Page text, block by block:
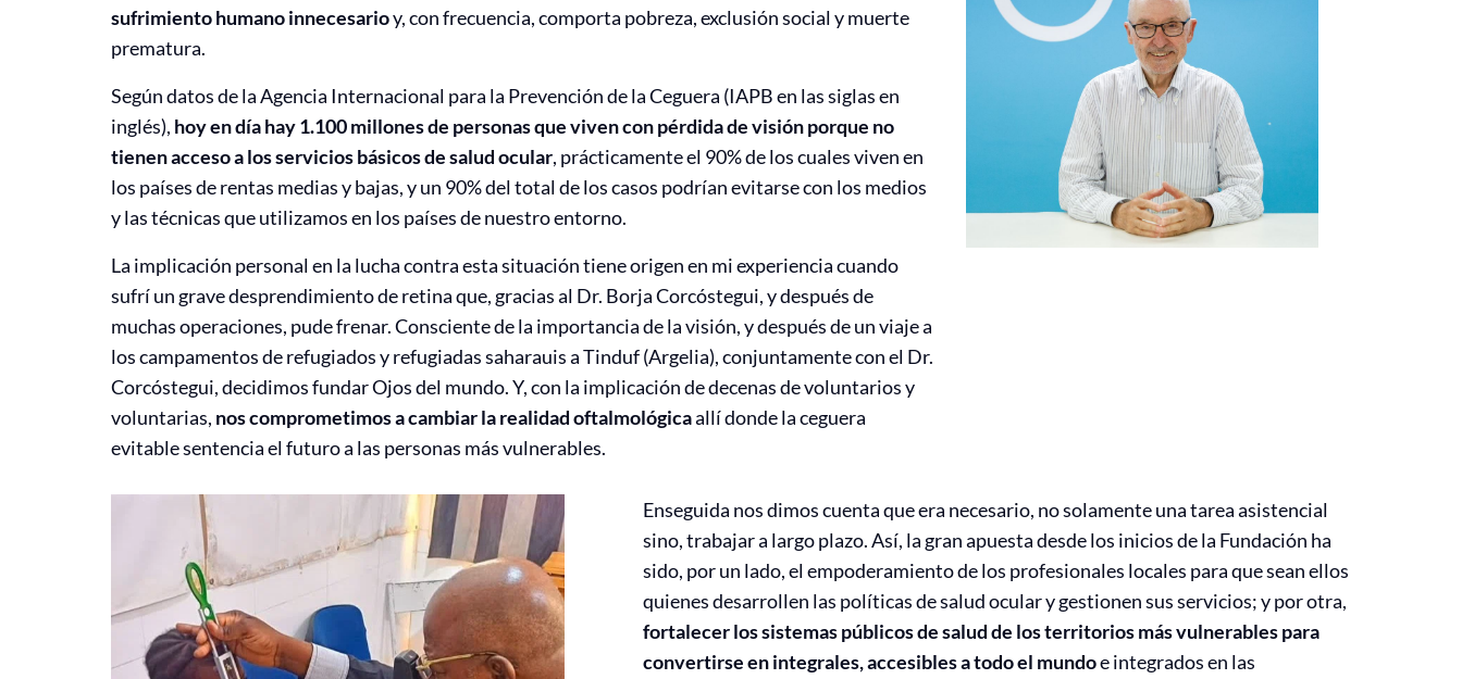
sufrimiento humano innecesarioy, con frecuencia, comporta pobreza, exclusión social y muerte
prematura.
Según datos de la Agencia Internacional para la Prevención de la Ceguera (IAPB en las siglas en
inglés), hoy en día hay 1.100 millones de personas que viven con pérdida de visión porque no
tienen acceso a los servicios básicos de salud ocular, prácticamente el 90% de los cuales viven en
los países de rentas medias y bajas, y un 90% del total de los casos podrían evitarse con los medios
y las técnicas que utilizamos en los países de nuestro entorno.
La implicación personal en la lucha contra esta situación tiene origen en mi experiencia cuando
sufrí un grave desprendimiento de retina que, gracias al Dr. Borja Corcóstegui, y después de
muchas operaciones, pude frenar. Consciente de la importancia de la visión, y después de un viaje a
los campamentos de refugiados y refugiadas saharauis a Tinduf (Argelia), conjuntamente con el Dr.
Corcóstegui, decidimos fundar Ojos del mundo. Y, con la implicación de decenas de voluntarios y
voluntarias, nos comprometimos a cambiar la realidad oftalmológicaallí donde la ceguera
evitable sentencia el futuro a las personas más vulnerables.
Enseguida nos dimos cuenta que era necesario, no solamente una tarea asistencial
sino, trabajar a largo plazo. Así, la gran apuesta desde los inicios de la Fundación ha
sido, por un lado, el empoderamiento de los profesionales locales para que sean ellos
quienes desarrollen las políticas de salud ocular y gestionen sus servicios; y por otra,
fortalecer los sistemas públicos de salud de los territorios más vulnerables para
convertirse en integrales, accesibles a todo el mundoe integrados en las